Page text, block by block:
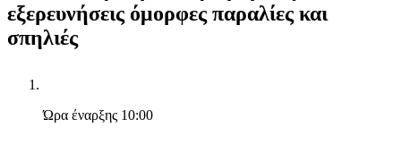
εξερευνήσεις όμορφες παραλίες και
σπηλιές
Ώρα έναρξης 10:00